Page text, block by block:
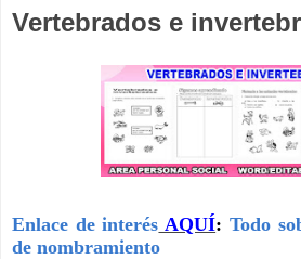
Vertebrados e
Enlace de interés AQUÍ: Todo
de nombramiento